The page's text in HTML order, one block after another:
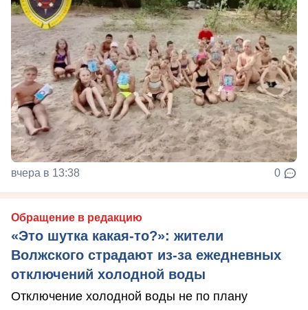
вчера в 13:38 0
Обращение в редакцию
«Это шутка какая-то?»: жители
Волжского страдают из‑за ежедневных
отключений холодной воды
Отключение холодной воды не по плану